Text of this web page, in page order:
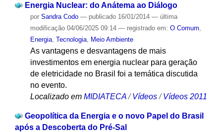
Energia Nuclear: do Anátema ao Diálogo
por Sandra Codo — publicado16/01/2014 — última
modificação04/06/2025 09:14 — registrado em: O Comum
Energia, Tecnologia, Meio Ambiente
As vantagens e desvantagens de mais
investimentos em energia nuclear para geração
de eletricidade no Brasil foi a temática discutida
no evento.
Localizado em MIDIATECA /Vídeos /Vídeos 2011
Geopolítica da Energia e o novo Papel do Brasil
após a Descoberta do Pré-Sal